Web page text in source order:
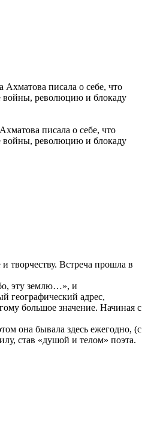
писала о себе, что
войны, революцию и блокаду
писала о себе, что
войны, революцию и блокаду
творчеству. Встреча прошла в
эту землю…», и
географический адрес,
большое значение. Начиная с
она бывала здесь ежегодно, (с
став «душой и телом» поэта.